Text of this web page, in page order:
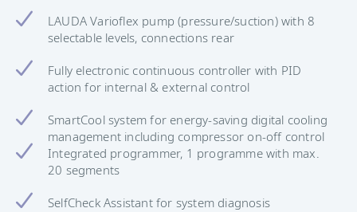
LAUDA Varioflex pump (pressure/suction) with 8
selectable levels, connections rear
Fully electronic continuous controller with PID
action for internal & external control
SmartCool system for energy-saving digital cooling
management including compressor on-off control
Integrated programmer, 1 programme with max.
20 segments
SelfCheck Assistant for system diagnosis